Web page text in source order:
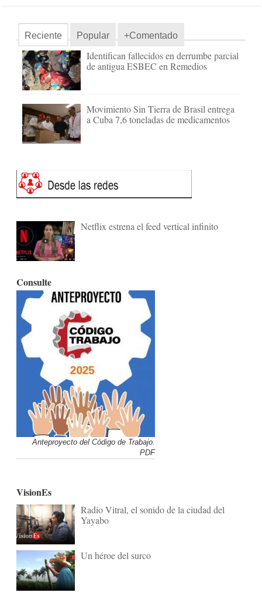
Reciente Popular +Comentado
Identifican fallecidos en derrumbe parcial
de antigua ESBEC en Remedios
Movimiento Sin Tierra de Brasil entrega
a Cuba 7,6 toneladas de medicamentos
Netflix estrena el feed vertical infinito
Consulte
Anteproyecto del Código de Trabajo.
PDF
VisionEs
Radio Vitral, el sonido de la ciudad del
Yayabo
Un héroe del surco